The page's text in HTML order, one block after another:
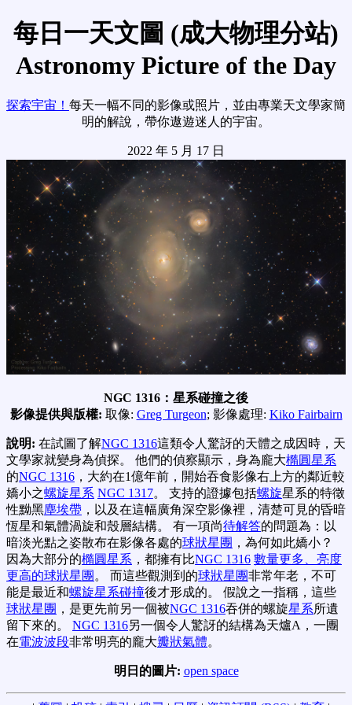
每日一天文圖 (成大物理分站)
Astronomy Picture of the Day
探索宇宙！ 每天一幅不同的影像或照片，並由專業天文學家簡
明的解說，帶你遨遊迷人的宇宙。
2022 年 5 月 17 日
NGC 1316：星系碰撞之後
影像提供與版權: 取像: Greg Turgeon; 影像處理: Kiko Fairbairn
說明: 在試圖了解NGC 1316這類令人驚訝的天體之成因時，天
文學家就變身為偵探。 他們的偵察顯示，身為龐大橢圓星系
的NGC 1316 ，大約在1億年前，開始吞食影像右上方的鄰近較
嬌小之螺旋星系 NGC 1317。 支持的證據包括螺旋星系的特徵
性黝黑塵埃帶 ，以及在這幅廣角深空影像裡，清楚可見的昏暗
恆星和氣體渦旋和殼層結構。 有一項尚待解答的問題為：以
暗淡光點之姿散布在影像各處的球狀星團 ，為何如此嬌小？
因為大部分的橢圓星系 ，都擁有比NGC 1316 數量更多、亮度
更高的球狀星團。 而這些觀測到的球狀星團非常年老，不可
能是最近和螺旋星系碰撞後才形成的。 假說之一指稱，這些
球狀星團 ，是更先前另一個被NGC 1316吞併的螺旋星系所遺
留下來的。 NGC 1316另一個令人驚訝的結構為天爐A，一團
在電波波段非常明亮的龐大瓣狀氣體。
明日的圖片: open space